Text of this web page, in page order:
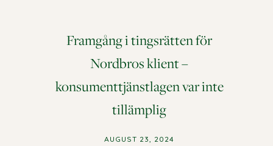
Framgång i tingsrätten för
Nordbros klient –
konsumenttjänstlagen var inte
tillämplig
AUGUST 23, 2024